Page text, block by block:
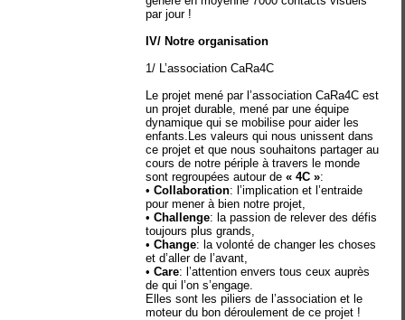
par jour !
IV/ Notre organisation
1/ L’association CaRa4C
Le projet mené par l’association CaRa4C est
un projet durable, mené par une équipe
dynamique qui se mobilise pour aider les
enfants.Les valeurs qui nous unissent dans
ce projet et que nous souhaitons partager au
cours de notre périple à travers le monde
sont regroupées autour de« 4C »:
•Collaboration: l’implication et l’entraide
pour mener à bien notre projet,
•Challenge: la passion de relever des défis
toujours plus grands,
•Change: la volonté de changer les choses
et d’aller de l’avant,
•Care: l’attention envers tous ceux auprès
de qui l’on s’engage.
Elles sont les piliers de l’association et le
moteur du bon déroulement de ce projet !